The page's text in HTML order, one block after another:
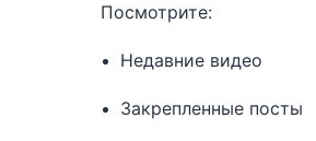
Посмотрите:
Недавние видео
Закрепленные посты